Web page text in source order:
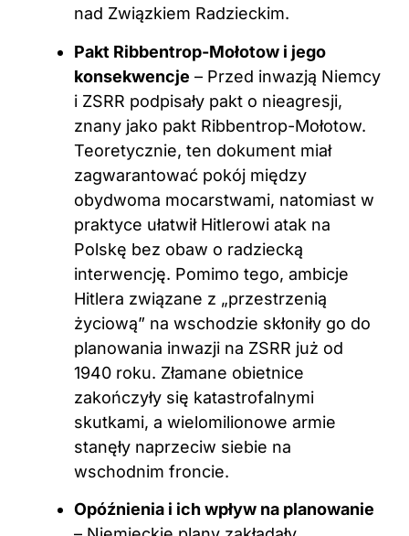
nad Związkiem Radzieckim.
Pakt Ribbentrop-Mołotow i jego
konsekwencje – Przed inwazją Niemcy
i ZSRR podpisały pakt o nieagresji,
znany jako pakt Ribbentrop-Mołotow.
Teoretycznie, ten dokument miał
zagwarantować pokój między
obydwoma mocarstwami, natomiast w
praktyce ułatwił Hitlerowi atak na
Polskę bez obaw o radziecką
interwencję. Pomimo tego, ambicje
Hitlera związane z „przestrzenią
życiową” na wschodzie skłoniły go do
planowania inwazji na ZSRR już od
1940 roku. Złamane obietnice
zakończyły się katastrofalnymi
skutkami, a wielomilionowe armie
stanęły naprzeciw siebie na
wschodnim froncie.
Opóźnienia i ich wpływ na planowanie